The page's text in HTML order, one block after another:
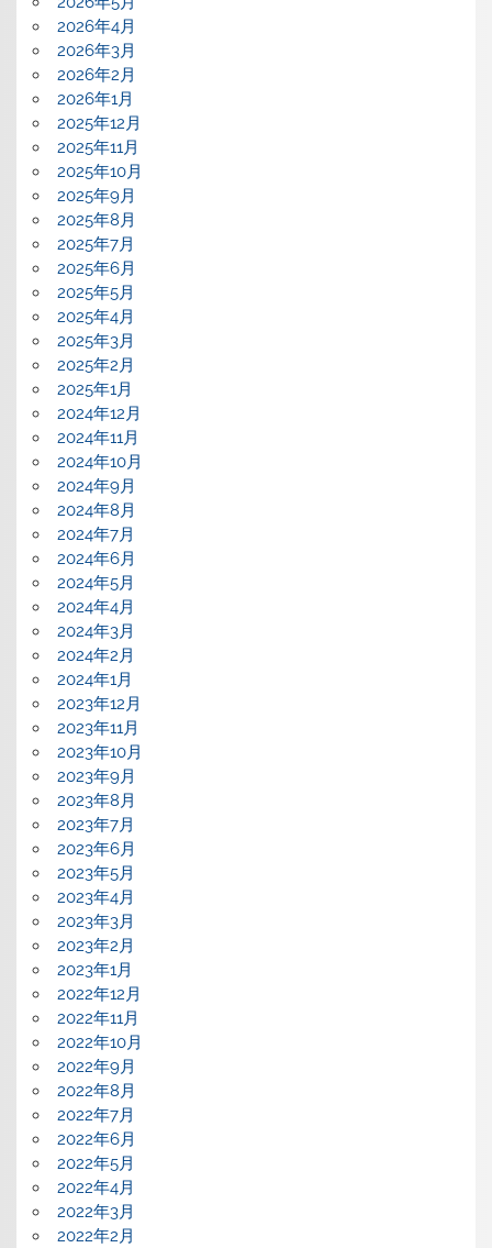
2026年4月
2026年3月
2026年2月
2026年1月
2025年12月
2025年11月
2025年10月
2025年9月
2025年8月
2025年7月
2025年6月
2025年5月
2025年4月
2025年3月
2025年2月
2025年1月
2024年12月
2024年11月
2024年10月
2024年9月
2024年8月
2024年7月
2024年6月
2024年5月
2024年4月
2024年3月
2024年2月
2024年1月
2023年12月
2023年11月
2023年10月
2023年9月
2023年8月
2023年7月
2023年6月
2023年5月
2023年4月
2023年3月
2023年2月
2023年1月
2022年12月
2022年11月
2022年10月
2022年9月
2022年8月
2022年7月
2022年6月
2022年5月
2022年4月
2022年3月
2022年2月